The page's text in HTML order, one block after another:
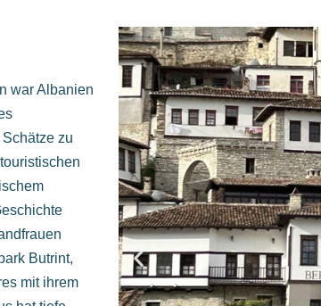
war Albanien
zu
Butrint,
mit ihrem